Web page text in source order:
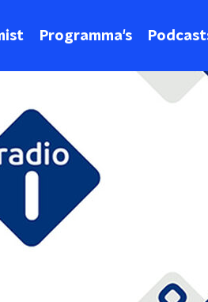
Programma's